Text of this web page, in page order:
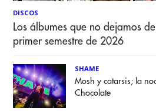
DISCOS
Los álbumes que no dejamos
primer semestre de 2026
SHAME
Mosh y catarsis; la
Chocolate